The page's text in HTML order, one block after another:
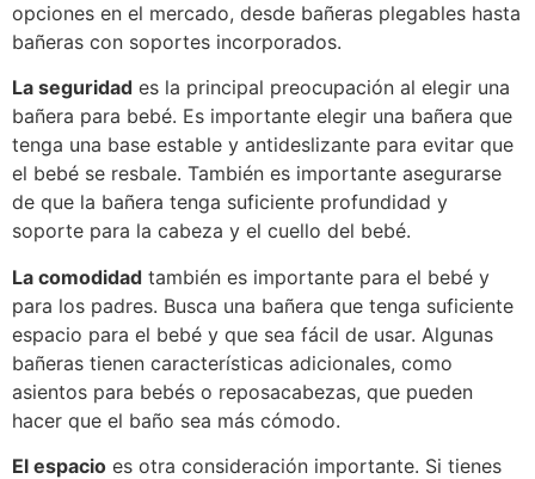
opciones en el mercado, desde bañeras plegables hasta
bañeras con soportes incorporados.
La seguridad es la principal preocupación al elegir una
bañera para bebé. Es importante elegir una bañera que
tenga una base estable y antideslizante para evitar que
el bebé se resbale. También es importante asegurarse
de que la bañera tenga suficiente profundidad y
soporte para la cabeza y el cuello del bebé.
La comodidad también es importante para el bebé y
para los padres. Busca una bañera que tenga suficiente
espacio para el bebé y que sea fácil de usar. Algunas
bañeras tienen características adicionales, como
asientos para bebés o reposacabezas, que pueden
hacer que el baño sea más cómodo.
El espacio es otra consideración importante. Si tienes